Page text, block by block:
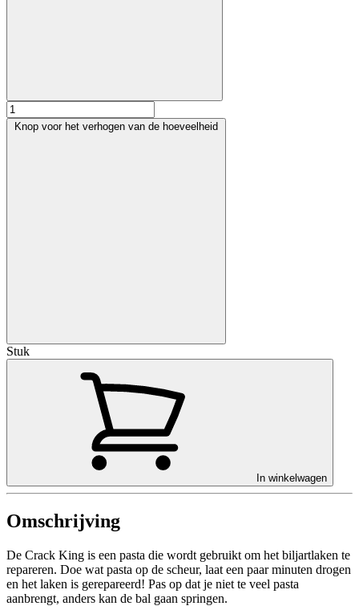
Knop voor het verhogen van de hoeveelheid
Stuk
In winkelwagen
Omschrijving
De Crack King is een pasta die wordt gebruikt om het biljartlaken te
repareren. Doe wat pasta op de scheur, laat een paar minuten drogen
en het laken is gerepareerd! Pas op dat je niet te veel pasta
aanbrengt, anders kan de bal gaan springen.